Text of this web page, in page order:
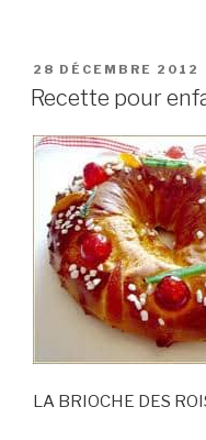
PUBLIÉ
LE
28 DÉCEMBRE 2012
Recette pour
LA BRIOCHE DES